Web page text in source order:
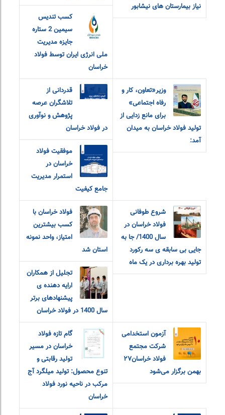
نیاز بیمارستان های نیشابور
کسب تندیس
سیمین 2 ستاره
جایزه مدیریت
ملی انرژی ایران توسط فولاد
خراسان
وزیر«تعاون، کار و
رفاه اجتماعی»
برای مانع زدایی از
تولید فولاد خراسان به میدان
آمد:
قدردانی از
تلاشگران عرصه
پژوهش و نوآوری
در فولاد خراسان
موفقیت فولاد
خراسان در
استمرار مدیریت
جامع کیفیت
شروع طوفانی
فولاد خراسان در
سال 1400/ جا به
جایی بی سابقه ی سه رکورد
تولید بهره برداری در یک ماه
فولاد خراسان با
کسب بیشترین
امتیاز، واحد نمونه
استان شد
تجلیل از همکاران
ارایه دهنده ی
پیشنهادهای برتر
سال 1400 در فولاد خراسان
آزمون استخدامی
شرکت مجتمع
فولاد خراسان۲۷
بهمن برگزار می‌شود
گام تازه فولاد
خراسان در مسیر
تولید رقابتی و
تنوع محصول: تولید میلگرد آج
مرکب در ناحیه نورد فولاد
خراسان